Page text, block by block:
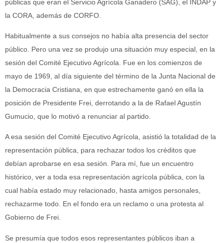
públicas que eran el Servicio Agrícola Ganadero (SAG), el INDAP y
la CORA, además de CORFO.
Habitualmente a sus consejos no había alta presencia del sector
público. Pero una vez se produjo una situación muy especial, en la
sesión del Comité Ejecutivo Agrícola. Fue en los comienzos de
mayo de 1969, al día siguiente del término de la Junta Nacional de
la Democracia Cristiana, en que estrechamente ganó en ella la
posición de Presidente Frei, derrotando a la de Rafael Agustín
Gumucio, que lo motivó a renunciar al partido.
A esa sesión del Comité Ejecutivo Agrícola, asistió la totalidad de la
representación pública, para rechazar todos los créditos que
debían aprobarse en esa sesión. Para mí, fue un encuentro
histórico, ver a toda esa representación agrícola pública, con la
cual había estado muy relacionado, hasta amigos personales,
rechazarme todo. En el fondo era un reclamo o una protesta al
Gobierno de Frei.
Se presumía que todos esos representantes públicos iban a